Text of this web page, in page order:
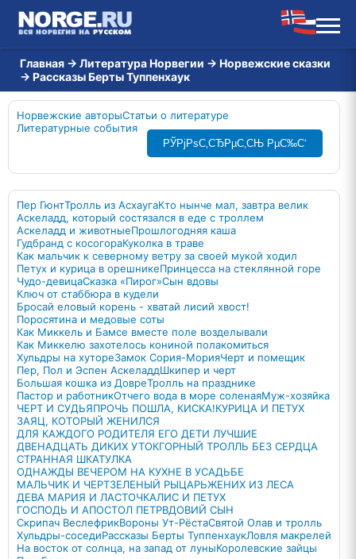
Главная → Литература Норвегии → Норвежские сказки
→ Рассказы Берты Туппенхаук
Норвежские авторыСтатьи о литературе
Литературные события
РЎРјРѕС‚СЂРµС‚СЊ РµС‰С‘
Пер ГюнтТролль из АсхаугаКто нынче мал, завтра велик
Аскеладд, который состязался в еде с троллем
Аскеладд и животныеПрошлогодняя каша
Гудбранд с косогораКуколка в траве
Как мальчик к северному ветру за своей мукой ходил
Петух и курица в орешникеПринцесса на стеклянной горе
Чудо-девицаСказка «Пирог»Сын вдовы
Ключ от стаббюра в кудели
Бросай еловый корень - хватай лисий хвост!
Поросятина и медовые соты
Как Миккель и Бамсе вместе поле возделывали
Как Миккелю захотелось кониной полакомиться
Хульдры на хутореЗамок Сория-МорияЧерт и помещик
Пер, Пол и Эспен АскеладдШкипер и черт
Большая кошка из ДовреТролль на празднике
Пастор и работникОтчего вода в море соленаяМуж-хозяйка
ЧЕРТ И СУДЬЯПРОЧЬ ПОШЛА, КИСКА!КУРИЦА И ПЕТУХ
ЗАЯЦ, КОТОРЫЙ ЖЕНИЛСЯ
ДЛЯ КАЖДОГО РОДИТЕЛЯ ЕГО ДЕТИ ЛУЧШИЕ
ДВЕНАДЦАТЬ ДИКИХ УТОКГОРНЫЙ ТРОЛЛЬ БЕЗ СЕРДЦА
СТРАННАЯ ШКАТУЛКА
ОДНАЖДЫ ВЕЧЕРОМ НА КУХНЕ В УСАДЬБЕ
МАЛЬЧИК И ЧЕРТЗЕЛЕНЫЙ РЫЦАРЬЖЕНИХ ИЗ ЛЕСА
ДЕВА МАРИЯ И ЛАСТОЧКАЛИС И ПЕТУХ
ГОСПОДЬ И АПОСТОЛ ПЕТРВДОВИЙ СЫН
Скрипач ВеслефрикВороны Ут-РёстаСвятой Олав и тролль
Хульдры-соседиРассказы Берты ТуппенхаукЛовля макрелей
На восток от солнца, на запад от луныКоролевские зайцы